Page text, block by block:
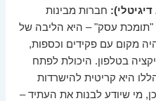
חברות מבינות
"תומכת עסק" – היא הליבה של
מקום עם פקידים וכספות,
בטלפון. היכולת לפתח
היא קריטית להישרדות
מי שיודע לבנות את העתיד –